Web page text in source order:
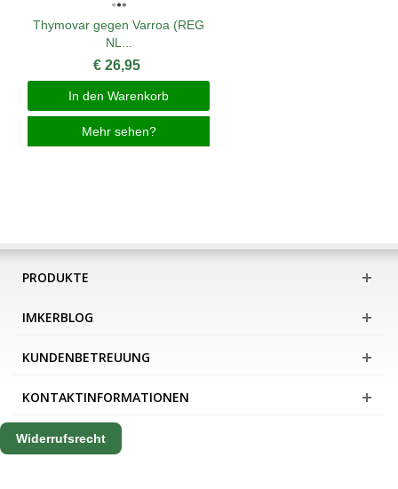
Thymovar gegen Varroa (REG
NL...
€ 26,95
In den Warenkorb
Mehr sehen?
PRODUKTE
IMKERBLOG
KUNDENBETREUUNG
KONTAKTINFORMATIONEN
Widerrufsrecht